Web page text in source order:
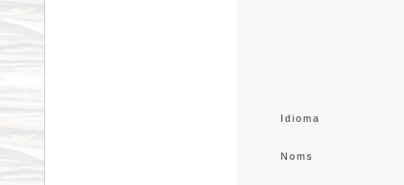
Idioma
Noms